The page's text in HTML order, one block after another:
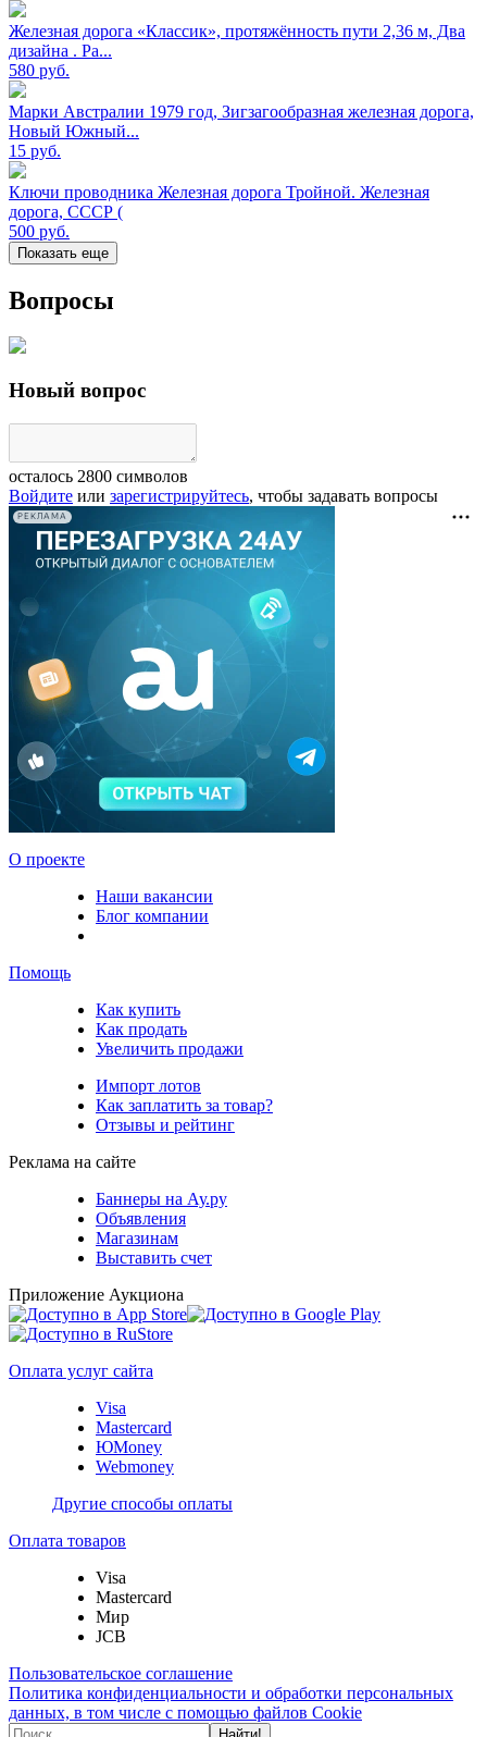
Железная дорога «Классик», протяжённость пути 2,36 м, Два
дизайна . Ра...
580 руб.
Марки Австралии 1979 год, Зигзагообразная железная дорога,
Новый Южный...
15 руб.
Ключи проводника Железная дорога Тройной. Железная
дорога, СССР (
500 руб.
Показать еще
Вопросы
Новый вопрос
осталось 2800 символов
Войдите или зарегистрируйтесь, чтобы задавать вопросы
РЕКЛАМА
О проекте
Наши вакансии
Блог компании
Помощь
Как купить
Как продать
Увеличить продажи
Импорт лотов
Как заплатить за товар?
Отзывы и рейтинг
Реклама на сайте
Баннеры на Ау.ру
Объявления
Магазинам
Выставить счет
Приложение Аукциона
Оплата услуг сайта
Visa
Mastercard
ЮMoney
Webmoney
Другие способы оплаты
Оплата товаров
Visa
Mastercard
Мир
JCB
Пользовательское соглашение
Политика конфиденциальности и обработки персональных
данных, в том числе с помощью файлов Cookie